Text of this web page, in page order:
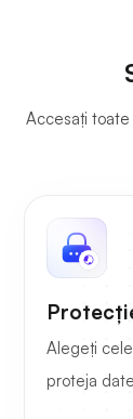
Accesați toate
Alegeți
proteja